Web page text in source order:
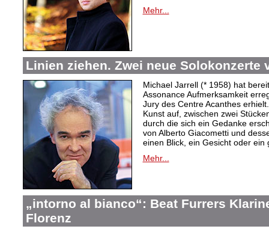
Mehr...
Linien ziehen. Zwei neue Solokonzerte
Michael Jarrell (* 1958) hat
Assonance Aufmerksamkeit
Jury des Centre Acanthes
Kunst auf, zwischen zwei
durch die sich ein Gedanke
von Alberto Giacometti und
einen Blick, ein Gesicht oder
Mehr...
„intorno al bianco“: Beat Furrers
Florenz